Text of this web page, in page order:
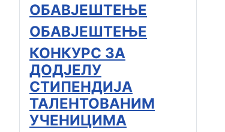
ОБАВЈЕШТЕЊЕ
ОБАВЈЕШТЕЊЕ
КОНКУРС ЗА
ДОДЈЕЛУ
СТИПЕНДИЈА
ТАЛЕНТОВАНИМ
УЧЕНИЦИМА